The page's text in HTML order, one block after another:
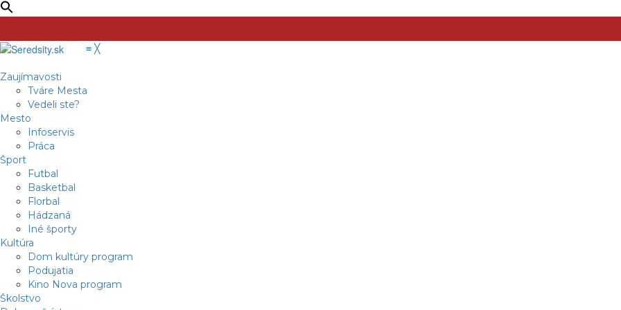
≡ ╳
Zaujímavosti
Tváre Mesta
Vedeli ste?
Mesto
Infoservis
Práca
Šport
Futbal
Basketbal
Florbal
Hádzaná
Iné športy
Kultúra
Dom kultúry program
Podujatia
Kino Nova program
Školstvo